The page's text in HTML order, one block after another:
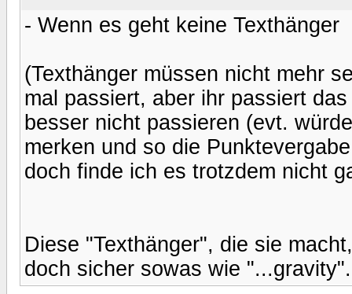
- Wenn es geht keine Texthänger
(Texthänger müssen nicht mehr
mal passiert, aber ihr passiert
besser nicht passieren (evt.
merken und so die
doch finde ich es trotzdem nicht
Diese "Texthänger", die sie
doch sicher sowas wie